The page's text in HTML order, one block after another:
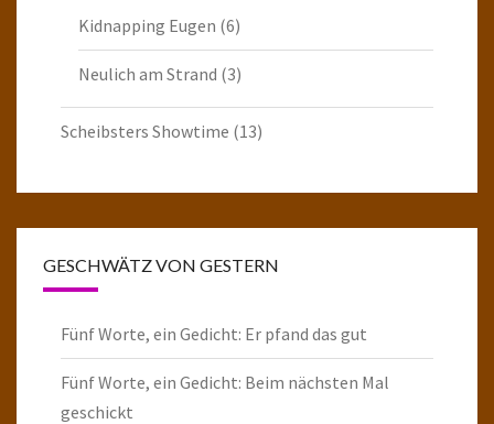
Kidnapping Eugen (6)
Neulich am Strand (3)
Scheibsters Showtime (13)
GESCHWÄTZ VON GESTERN
Fünf Worte, ein Gedicht: Er pfand das gut
Fünf Worte, ein Gedicht: Beim nächsten Mal
geschickt